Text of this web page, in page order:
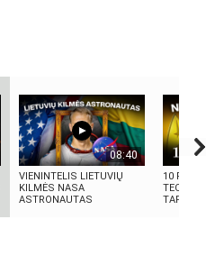
08:40
VIENINTELIS LIETUVIŲ
KILMĖS NASA
ASTRONAUTAS
10
TAPO